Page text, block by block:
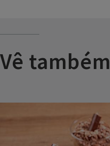
Vê também